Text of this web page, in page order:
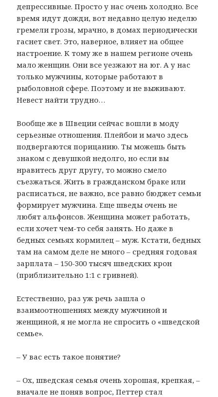
депрессивные. Просто у нас очень холодно. Все
время идут дожди, вот недавно целую неделю
гремели грозы, мрачно, в домах периодически
гаснет свет. Это, наверное, влияет на общее
настроение. К тому же в нашем регионе очень
мало женщин. Они все уезжают на юг. А у нас
только мужчины, которые работают в
рыболовной сфере. Поэтому и не выживают.
Невест найти трудно…
Вообще же в Швеции сейчас вошли в моду
серьезные отношения. Плейбои и мачо здесь
подвергаются порицанию. Ты можешь быть
знаком с девушкой недолго, но если вы
нравитесь друг другу, то можно смело
съезжаться. Жить в гражданском браке или
расписаться, не важно, все равно бюджет семьи
формирует мужчина. Еще шведы очень не
любят альфонсов. Женщина может работать,
если хочет чем-то себя занять. Но даже в
бедных семьях кормилец – муж. Кстати, бедных
там на самом деле не много – средняя годовая
зарплата – 150-300 тысяч шведских крон
(приблизительно 1:1 с гривней).
Естественно, раз уж речь зашла о
взаимоотношениях между мужчиной и
женщиной, я не могла не спросить о «шведской
семье».
– У вас есть такое понятие?
– Ох, шведская семья очень хорошая, крепкая, –
вначале не поняв вопрос, Петтер стал